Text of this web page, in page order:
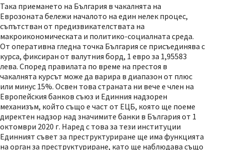
Така приемането на България в чакалнята на
Еврозоната бележи началото на един нелек процес,
съпътстван от предизвикателствата на
макроикономическата и политико-социалната среда.
От оперативна гледна точка България се присъединява с
курса, фиксиран от валутния борд, 1 евро за 1,95583
лева. Според правилата по време на престоя в
чакалнята курсът може да варира в диапазон от плюс
или минус 15%. Освен това страната ни вече е член на
Европейския банков съюз и Единния надзорен
механизъм, който също е част от ЕЦБ, която ще поеме
директен надзор над значимите банки в България от 1
октомври 2020 г. Наред с това за тези институции
Единният съвет за преструктуриране ще има функцията
на орган за преструктуриране, като ще наблюдава също